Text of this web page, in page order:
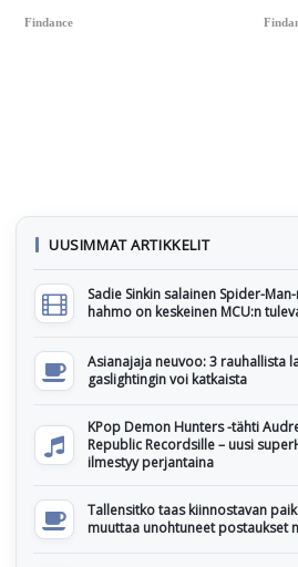
Findance
UUSIMMAT ARTIKKELIT
Sadie Sinkin salainen Spider-
hahmo on keskeinen MCU:n
Asianajaja neuvoo: 3 rauhallista
gaslightingin voi katkaista
KPop Demon Hunters -tähti
Republic Recordsille – uusi
ilmestyy perjantaina
Tallensitko taas kiinnostavan
muuttaa unohtuneet postaukset